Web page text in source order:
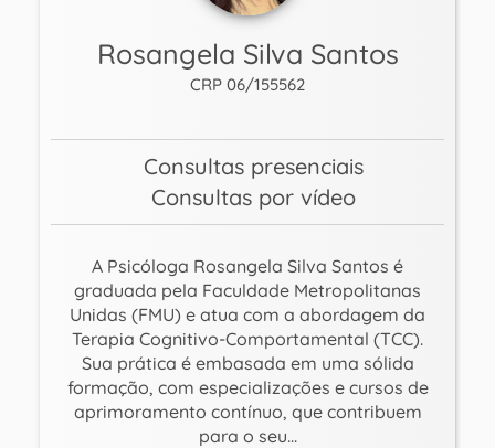
Rosangela Silva Santos
CRP 06/155562
Consultas presenciais
Consultas por vídeo
A Psicóloga Rosangela Silva Santos é
graduada pela Faculdade Metropolitanas
Unidas (FMU) e atua com a abordagem da
Terapia Cognitivo-Comportamental (TCC).
Sua prática é embasada em uma sólida
formação, com especializações e cursos de
aprimoramento contínuo, que contribuem
para o seu...